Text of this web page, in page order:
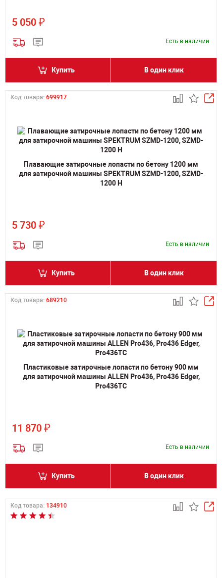
5 050 ₽
Есть в наличии
Купить В один клик
Код товара: 699917
Плавающие затирочные лопасти по бетону 1200 мм
для затирочной машины SPEKTRUM SZMD-1200, SZMD-
1200 H
5 730 ₽
Есть в наличии
Купить В один клик
Код товара: 689210
Пластиковые затирочные лопасти по бетону 900 мм
для затирочной машины ALLEN Pro436, Pro436 Edger,
Pro436TC
11 870 ₽
Есть в наличии
Купить В один клик
Код товара: 134910